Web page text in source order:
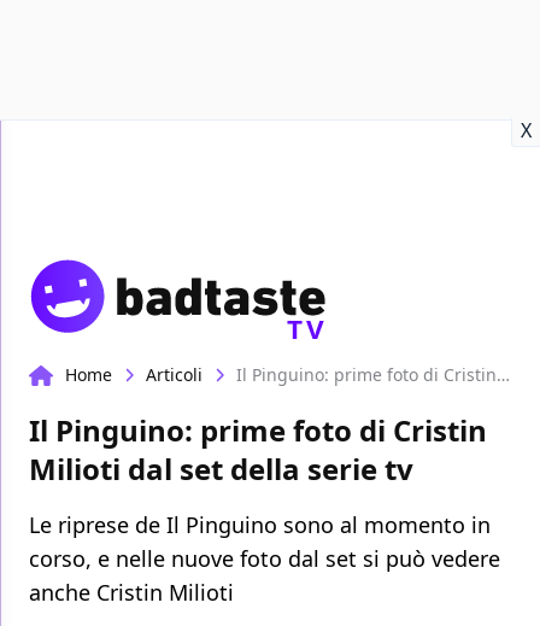
X
TV
Home Articoli Il Pinguino: prime foto di Cristin Milioti dal set della serie tv
Il Pinguino: prime foto di Cristin
Milioti dal set della serie tv
Le riprese de Il Pinguino sono al momento in
corso, e nelle nuove foto dal set si può vedere
anche Cristin Milioti